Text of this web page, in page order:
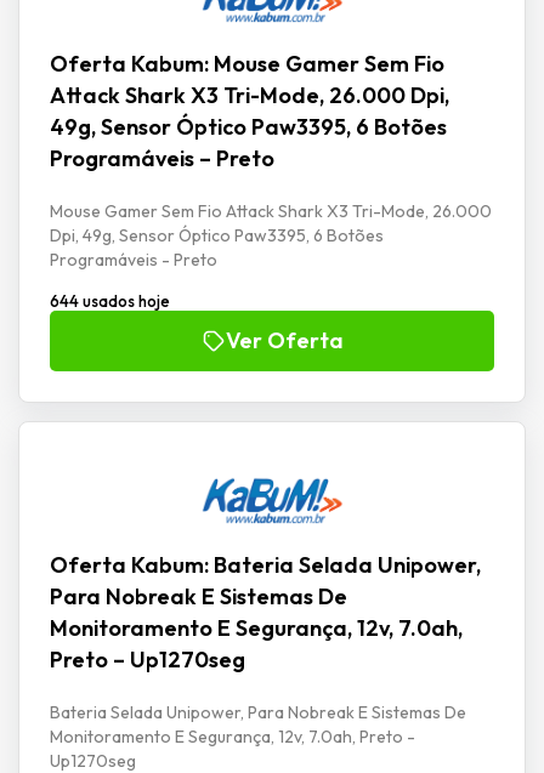
Oferta Kabum: Mouse Gamer Sem Fio
Attack Shark X3 Tri-Mode, 26.000 Dpi,
49g, Sensor Óptico Paw3395, 6 Botões
Programáveis – Preto
Mouse Gamer Sem Fio Attack Shark X3 Tri-Mode, 26.000
Dpi, 49g, Sensor Óptico Paw3395, 6 Botões
Programáveis - Preto
644 usados hoje
Ver Oferta
Oferta Kabum: Bateria Selada Unipower,
Para Nobreak E Sistemas De
Monitoramento E Segurança, 12v, 7.0ah,
Preto – Up1270seg
Bateria Selada Unipower, Para Nobreak E Sistemas De
Monitoramento E Segurança, 12v, 7.0ah, Preto -
Up1270seg